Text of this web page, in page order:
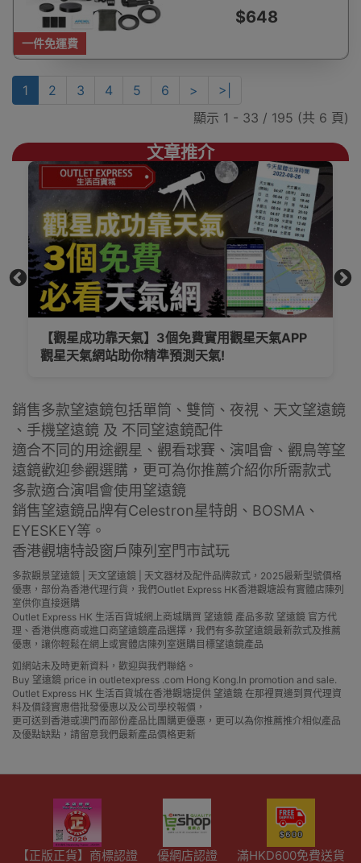
一件免運費
$648
1 2 3 4 5 6 >
>|
顯示 1 - 33 / 195 (共 6 頁)
文章推介
【買望遠鏡前必睇】望遠鏡介紹及選購指南，更
銷售多款望遠鏡包括單筒、雙筒、夜視、天文望遠鏡
、手機望遠鏡 及 不同望遠鏡配件
適合不同的用途觀星、觀看球賽、演唱會、觀鳥等望
遠鏡歡迎參觀選購，更可為你推薦介紹你所需款式
多款適合演唱會使用望遠鏡
銷售望遠鏡品牌有Celestron星特朗、BOSMA、
EYESKEY等。
香港觀塘特設窗戶陳列室門市試玩
多款觀景望遠鏡 | 天文望遠鏡 | 天文器材及配件品牌款式，2025最新型號價格
優惠，部份為香港代理行貨，我們Outlet Express HK香港觀塘設有實體店陳列
室供你直接選購
Outlet Express HK 生活百貨城網上商城購買 望遠鏡 產品多款 望遠鏡 官方代
理、香港供應商或進口商望遠鏡產品選擇，我們有多款望遠鏡最新款式及推薦
優惠，讓你輕鬆在網上或實體店陳列室選購目標望遠鏡產品
如網站未及時更新資料，歡迎與我們聯絡。
Buy 望遠鏡 price in outletexpress .com Hong Kong.In promotion and sale.
Outlet Express HK 生活百貨城在香港觀塘提供 望遠鏡 在那裡買邊到買代理資
料及價錢實惠借批發優惠以及公司學校報價，
更可送到香港或澳門而部份產品比團購更優惠，更可以為你推薦推介相似產品
及優點缺點，請留意我們最新產品價格更新
【正版正貨】商標認證 優網店認證 滿HKD600免費送貨